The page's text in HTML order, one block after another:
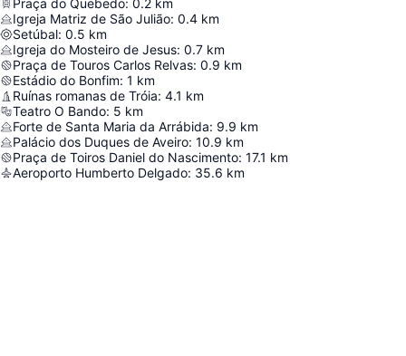
Praça do Quebedo: 0.2 km
Igreja Matriz de São Julião: 0.4 km
Setúbal: 0.5 km
Igreja do Mosteiro de Jesus: 0.7 km
Praça de Touros Carlos Relvas: 0.9 km
Estádio do Bonfim: 1 km
Ruínas romanas de Tróia: 4.1 km
Teatro O Bando: 5 km
Forte de Santa Maria da Arrábida: 9.9 km
Palácio dos Duques de Aveiro: 10.9 km
Praça de Toiros Daniel do Nascimento: 17.1 km
Aeroporto Humberto Delgado: 35.6 km